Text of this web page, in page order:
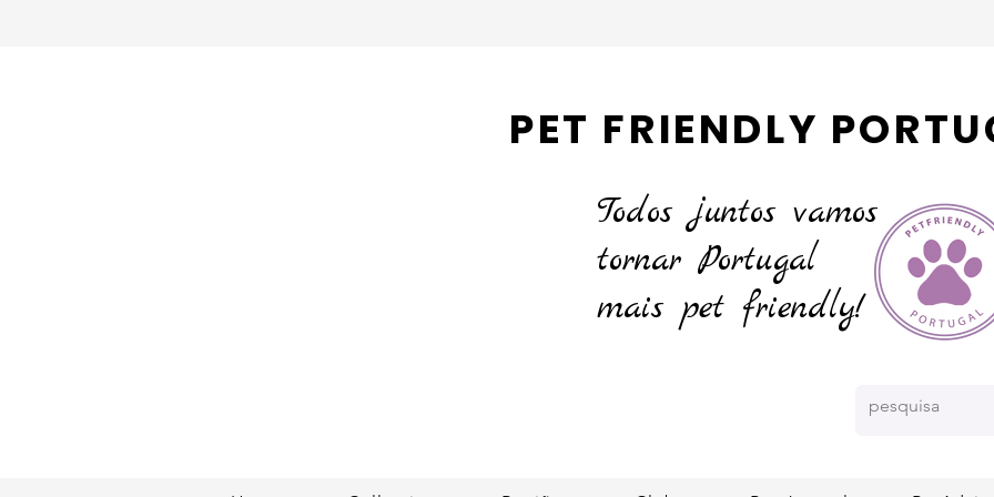
PET FRIENDLY
Todos juntos vamos
tornarPortugal
mais pet friendly!